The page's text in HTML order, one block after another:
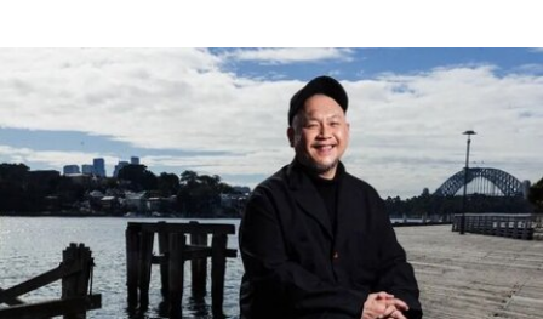
空间，涵盖住宅、公共、市政、社区及文化建筑。
根据联合国教科文组织的说明，这些作品展现了“以
人为本、因地制宜且富有同理心的设计理念，体现
了芬兰对现代建筑的重要贡献”。
入选项目中最早期的代表作之一是位于赫尔辛基的
“阿尔瓦·阿尔托之家”（Aalto House，1936），由
阿尔瓦·阿尔托与其妻子艾诺·阿尔托共同设计，作
为两人的私人住宅。在13项作品中，有5项位于芬